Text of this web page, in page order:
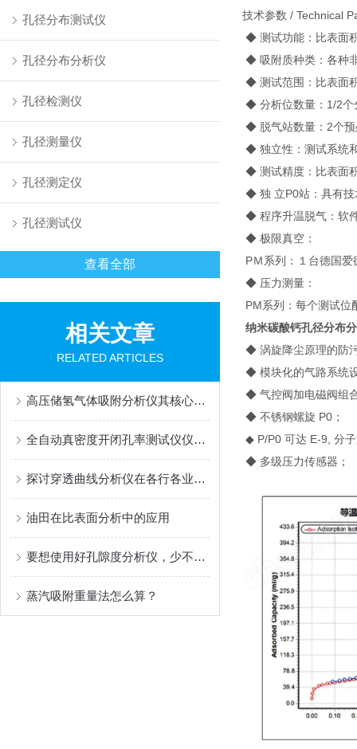
孔径分布测试仪
孔径分布分析仪
孔径检测仪
孔径测量仪
孔径测定仪
孔径测试仪
查看全部
相关文章
RELATED ARTICLES
高压储氢气体吸附分析仪其核心的组成部分如下
全自动真密度开闭孔率测试仪仪器原理
探讨穿透曲线分析仪在各行各业中的作用
油田在比表面分析中的应用
要想使用好孔隙度分析仪，少不了以下事项！
蒸汽吸附重量法怎么算？
技术参数 / Technical
◆ 测试功能：比表面
◆ 吸附质种类：各种
◆ 测试范围：比表面
◆ 分析位数量：1/2个
◆ 脱气站数量：2个预
◆ 独立性：测试系统
◆ 测试精度：比表面
◆ 独 立P0站：具有技
◆ 程序升温脱气：软
◆ 极限真空：
PＭ系列：１台德国
◆ 压力测量：
PM系列：每个测试位
纳米碳酸钙孔径分布
◆ 涡旋降尘原理的防
◆ 模块化的气路系统
◆ 气控阀加电磁阀组
◆ 不锈钢螺旋 P0；
◆ P/P0 可达 E-9, 分
◆ 多级压力传感器；